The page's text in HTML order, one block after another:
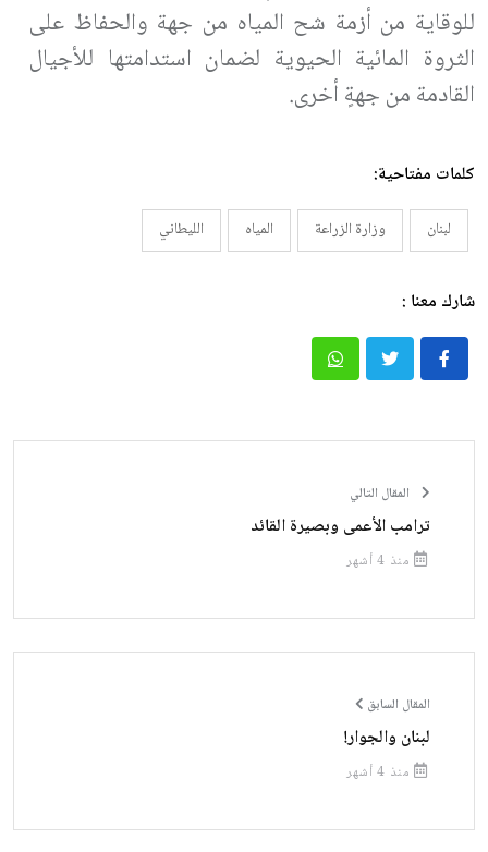
للوقاية من أزمة شح المياه من جهة والحفاظ على
الثروة المائية الحيوية لضمان استدامتها للأجيال
القادمة من جهةٍ أخرى.
كلمات مفتاحية:
لبنان وزارة الزراعة المياه الليطاني
شارك معنا :
المقال التالي
ترامب الأعمى وبصيرة القائد
منذ 4 أشهر
المقال السابق
لبنان والجوار!
منذ 4 أشهر